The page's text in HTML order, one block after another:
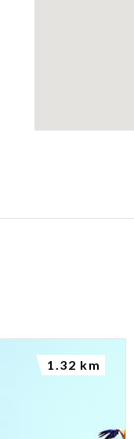
1.32 km